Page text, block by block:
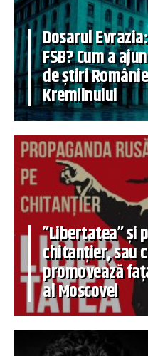
Dosarul
FSB? Cum a
de știri
Kremlinului
”Libertatea” și
chitanțier, sau
promovează
al Moscovei